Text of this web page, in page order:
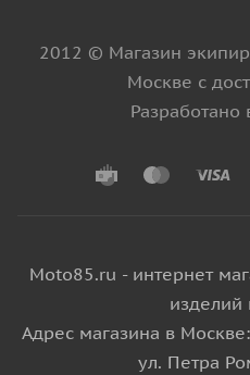
2012 © Магазин
Москве с
Moto85.ru - интернет
изделий
Адрес магазина в
ул. Петра